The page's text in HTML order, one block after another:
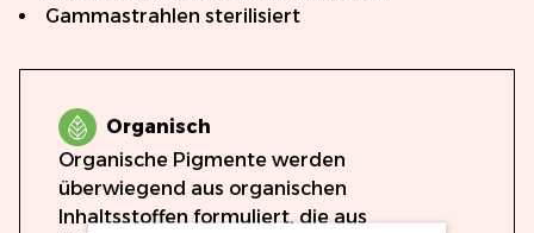
Gammastrahlen sterilisiert
Organisch
Organische Pigmente werden
überwiegend aus organischen
Inhaltsstoffen formuliert, die aus